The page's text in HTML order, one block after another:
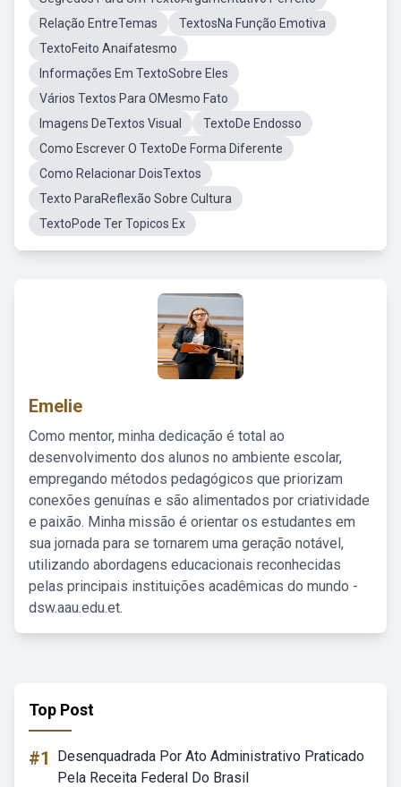
Relação EntreTemas
TextosNa Função Emotiva
TextoFeito Anaifatesmo
Informações Em TextoSobre Eles
Vários Textos Para OMesmo Fato
Imagens DeTextos Visual
TextoDe Endosso
Como Escrever O TextoDe Forma Diferente
Como Relacionar DoisTextos
Texto ParaReflexão Sobre Cultura
TextoPode Ter Topicos Ex
Emelie
Como mentor, minha dedicação é total ao
desenvolvimento dos alunos no ambiente escolar,
empregando métodos pedagógicos que priorizam
conexões genuínas e são alimentados por criatividade
e paixão. Minha missão é orientar os estudantes em
sua jornada para se tornarem uma geração notável,
utilizando abordagens educacionais reconhecidas
pelas principais instituições acadêmicas do mundo -
dsw.aau.edu.et.
Top Post
#1
Desenquadrada Por Ato Administrativo Praticado
Pela Receita Federal Do Brasil